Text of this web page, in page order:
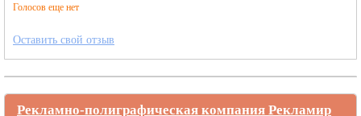
Голосов еще нет
Оставить свой отзыв
Рекламно-полиграфическая компания Рекламир